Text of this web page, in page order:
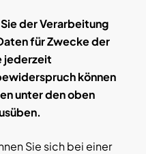
der Verarbeitung
für Zwecke der
jederzeit
können
unter den oben
Sie sich bei einer